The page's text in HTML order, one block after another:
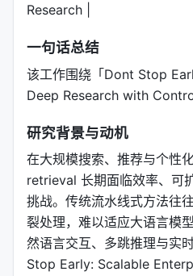
Research |
一句话总结
该工作围绕「Dont Stop
Deep Research with
研究背景与动机
在大规模搜索、推荐与个性
retrieval 长期面临效率、可
挑战。传统流水线式方法往
裂处理，难以适应大语言模
然语言交互、多跳推理与实
Stop Early: Scalable